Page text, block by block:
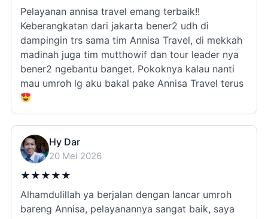
Pelayanan annisa travel emang terbaik!!
Keberangkatan dari jakarta bener2 udh di
dampingin trs sama tim Annisa Travel, di mekkah
madinah juga tim mutthowif dan tour leader nya
bener2 ngebantu banget. Pokoknya kalau nanti
mau umroh lg aku bakal pake Annisa Travel terus
Hy Dar
20 Mei 2026
★ ★ ★ ★ ★
Alhamdulillah ya berjalan dengan lancar umroh
bareng Annisa, pelayanannya sangat baik, saya